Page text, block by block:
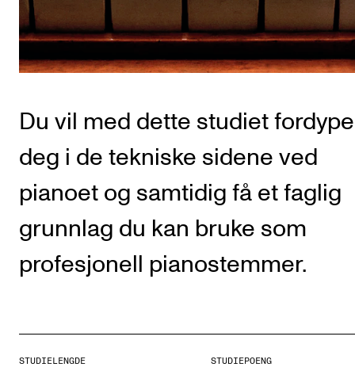
FORSKNING
CERM
CREMAH
Prosjekter
Publikasjoner
INTERNASJONALT
Utveksling
Internasjonal strategi
Du vil med dette studiet fordype
deg i de tekniske sidene ved
pianoet og samtidig få et faglig
grunnlag du kan bruke som
profesjonell pianostemmer.
STUDIELENGDE STUDIEPOENG